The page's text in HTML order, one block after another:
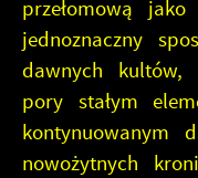
przełomową
jednoznaczny
dawnych
pory stałym
kontynuowanym
nowożytnych